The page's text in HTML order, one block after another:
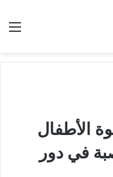
الأطفال
في دور